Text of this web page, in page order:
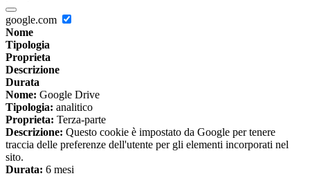
google.com
Nome
Tipologia
Proprieta
Descrizione
Durata
Nome: Google Drive
Tipologia: analitico
Proprieta: Terza-parte
Descrizione: Questo cookie è impostato da Google per tenere
traccia delle preferenze dell'utente per gli elementi incorporati nel
sito.
Durata: 6 mesi